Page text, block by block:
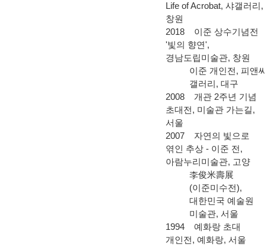
Life of Acrobat, 샤갤러리,
창원
2018 이준 상수기념전
'빛의 향연',
경남도립미술관, 창원
이준 개인전, 피앤
갤러리, 대구
2008 개관 2주년 기념
초대전, 미술관 가는길,
서울
2007 자연의 빛으로
엮인 추상 - 이준 전,
아람누리미술관, 고양
李俊米壽展
(이준미수전),
대한민국 예술원
미술관, 서울
1994 예화랑 초대
개인전, 예화랑, 서울